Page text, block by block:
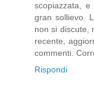
scopiazzata,
gran sollievo.
non si discute,
recente,
commenti.
Rispondi